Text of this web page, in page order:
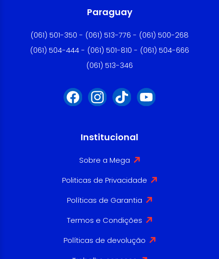
Paraguay
(061) 501-350 - (061) 513-776 - (061) 500-268
(061) 504-444 - (061) 501-810 - (061) 504-666
(061) 513-346
Institucional
Sobre a Mega
Politicas de Privacidade
Políticas de Garantia
Termos e Condições
Políticas de devolução